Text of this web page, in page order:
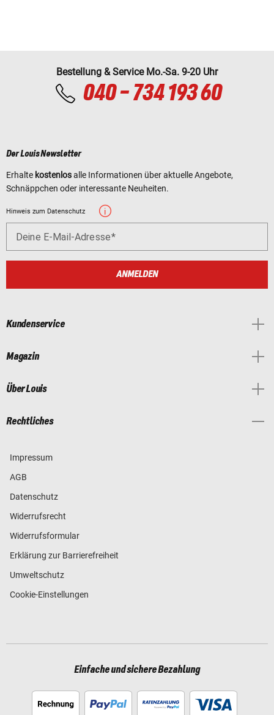
Bestellung & Service Mo.-Sa. 9-20 Uhr
040 - 734 193 60
Der Louis Newsletter
Erhalte kostenlosalle Informationen über aktuelle Angebote,
Schnäppchen oder interessante Neuheiten.
Hinweis zum Datenschutz
Deine E-Mail-Adresse
ANMELDEN
Kundenservice
Magazin
Über Louis
Rechtliches
Impressum
AGB
Datenschutz
Widerrufsrecht
Widerrufsformular
Erklärung zur Barrierefreiheit
Umweltschutz
Cookie-Einstellungen
Einfache und sichere Bezahlung